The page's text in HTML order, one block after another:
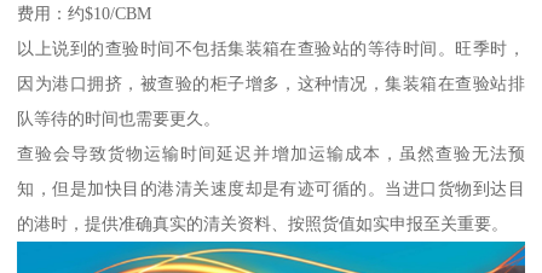
费用：约$10/CBM
以上说到的查验时间不包括集装箱在查验站的等待时间。旺季时，
因为港口拥挤，被查验的柜子增多，这种情况，集装箱在查验站排
队等待的时间也需要更久。
查验会导致货物运输时间延迟并增加运输成本，虽然查验无法预
知，但是加快目的港清关速度却是有迹可循的。当进口货物到达目
的港时，提供准确真实的清关资料、按照货值如实申报至关重要。